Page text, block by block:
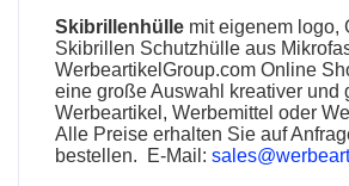
Skibrillenhülle mit eigenem logo,
Skibrillen Schutzhülle aus
WerbeartikelGroup.com Online
eine große Auswahl kreativer und
Werbeartikel, Werbemittel oder
Alle Preise erhalten Sie auf
bestellen. E-Mail: